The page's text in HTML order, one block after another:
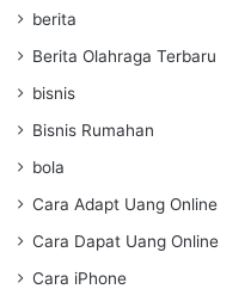
berita
Berita Olahraga Terbaru
bisnis
Bisnis Rumahan
bola
Cara Adapt Uang Online
Cara Dapat Uang Online
Cara iPhone